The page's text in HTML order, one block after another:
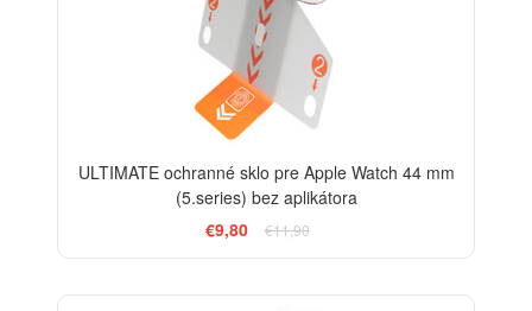
ULTIMATE ochranné sklo pre Apple Watch 44 mm
(5.series) bez aplikátora
€9,80
€11,90